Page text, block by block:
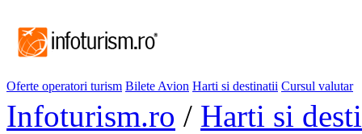
Oferte operatori turism Bilete Avion Harti si destinatii Cursul valutar
Infoturism.ro / Harti si